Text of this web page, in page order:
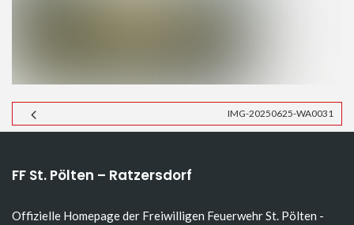
IMG-20250625-WA0031
FF St. Pölten – Ratzersdorf
Offizielle Homepage der Freiwilligen Feuerwehr St. Pölten -